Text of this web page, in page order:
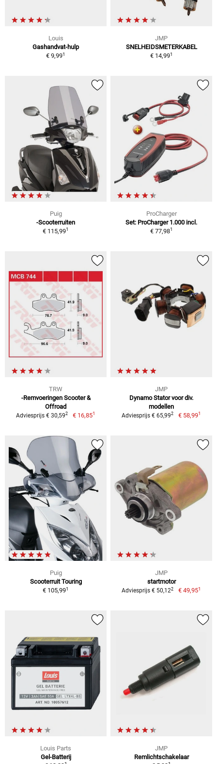
Louis
Gashandvat-hulp
€ 9,991
JMP
SNELHEIDSMETERKABEL
€ 14,991
Puig
-Scooterruiten
€ 115,991
ProCharger
Set: ProCharger 1.000 incl.
€ 77,981
TRW
-Remvoeringen Scooter &
Offroad
Adviesprijs € 30,592 € 16,851
JMP
Dynamo Stator voor div.
modellen
Adviesprijs € 65,992 € 58,991
Puig
Scooterruit Touring
€ 105,991
JMP
startmotor
Adviesprijs € 50,122 € 49,951
Louis Parts
Gel-Batterij
JMP
Remlichtschakelaar